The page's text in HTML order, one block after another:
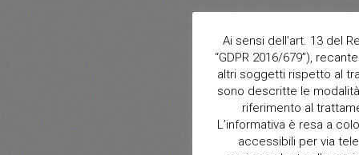
Ai sensi dell’art. 13 del
“GDPR 2016/679”),
altri soggetti rispetto al
sono descritte le
riferimento al
L’informativa è resa a
accessibili per via